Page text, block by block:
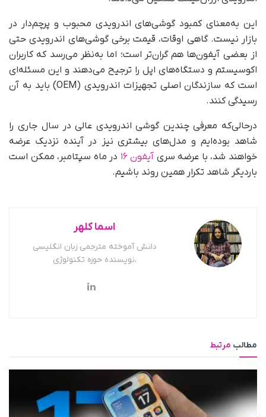
این به‌معنای کمبود گوشی‌های اندرویدی محبوب و پرچم‌دار در
بازار نیست. گاهی اوقات، قیمت برخی گوشی‌های اندرویدی حتی
از بعضی آیفون‌ها هم گران‌تر است؛ اما به‌نظر می‌رسد که کاربران
اکوسیستم و دستگاه‌های اپل را ترجیح می‌دهند و این مسئله‌ای
است که سازندگان اصلی تجهیزات اندرویدی (OEM) باید به آن
رسیدگی کنند.
درحالی‌که معرفی چندین گوشی اندرویدی عالی در سال جاری را
شاهد بوده‌ایم و مدل‌های بیشتری نیز در آینده‌ نزدیک عرضه
خواهند شد، با عرضه‌ سری آیفون ۱۶
در ماه سپتامبر، ممکن است
باردیگر شاهد تکرار همین روند باشیم.
اسما کلهر
دانش آموخته مترجمی زبان انگلیسی
،نویسنده حوزه تکنولوژی
مطالب مرتبط